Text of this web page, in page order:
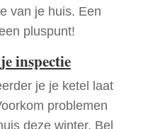
van je huis. Een
pluspunt!
inspectie
je je ketel laat
problemen
deze winter. Bel